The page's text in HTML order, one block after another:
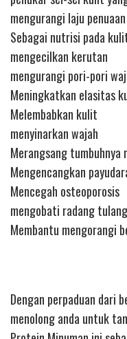
mengurangi laju penuaan
Sebagai nutrisi pada
mengecilkan kerutan
mengurangi pori-pori
Meningkatkan elasitas
Melembabkan kulit
menyinarkan wajah
Merangsang tumbuhnya
Mengencangkan
Mencegah osteoporosis
mengobati radang tulang
Membantu mengorangi
Dengan perpaduan dari
menolong anda untuk